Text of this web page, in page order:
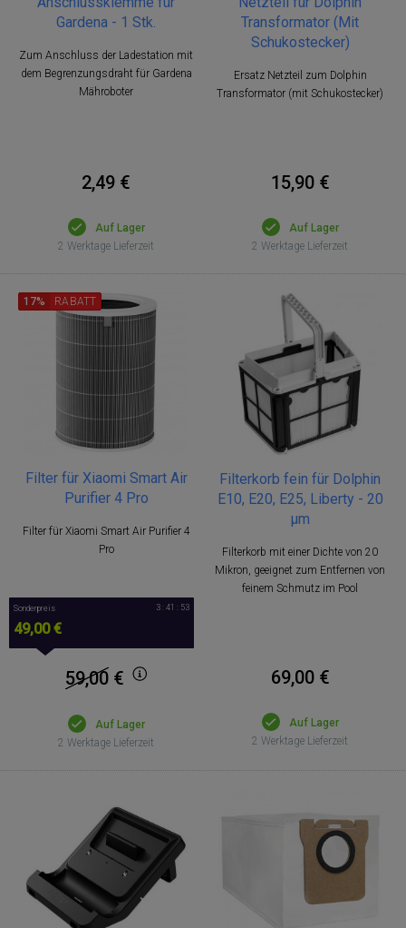
Gardena - 1 Stk.
Zum Anschluss der Ladestation mit
dem Begrenzungsdraht für Gardena
Mähroboter
2,49 €
Auf Lager
2 Werktage Lieferzeit
Transformator (Mit
Schukostecker)
Ersatz Netzteil zum Dolphin
Transformator (mit Schukostecker)
15,90 €
Auf Lager
2 Werktage Lieferzeit
Filter für Xiaomi Smart Air
Purifier 4 Pro
Filter für Xiaomi Smart Air Purifier 4
Pro
17% RABATT
Sonderpreis
49,00 €
3 : 41 : 53
59,00€
Auf Lager
2 Werktage Lieferzeit
Filterkorb fein für Dolphin
E10, E20, E25, Liberty - 20
µm
Filterkorb mit einer Dichte von 20
Mikron, geeignet zum Entfernen von
feinem Schmutz im Pool
69,00 €
Auf Lager
2 Werktage Lieferzeit